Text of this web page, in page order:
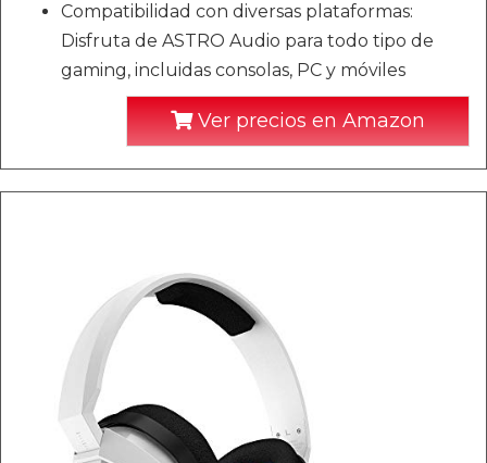
Compatibilidad con diversas plataformas:
Disfruta de ASTRO Audio para todo tipo de
gaming, incluidas consolas, PC y móviles
Ver precios en Amazon